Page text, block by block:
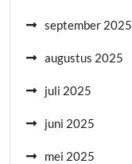
september 2025
augustus 2025
juli 2025
juni 2025
mei 2025